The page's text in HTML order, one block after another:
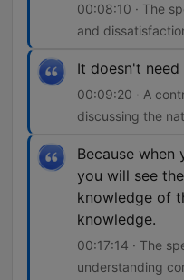
00:08:10 · The
and
It doesn't
00:09:20 · A
discussing the
Because when
you will see
knowledge of
knowledge.
00:17:14 · The
understanding